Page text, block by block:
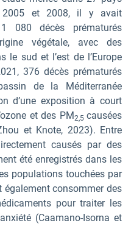
2005 et 2008, il y avait
080 décès prématurés
végétale, avec des
le sud et l’est de l’Europe
376 décès prématurés
de la Méditerranée
d’une exposition à court
et des PM2,5 causées
et Knote, 2023). Entre
causés par des
été enregistrés dans les
populations touchées par
également consommer des
pour traiter les
(Caamano-Isorna et